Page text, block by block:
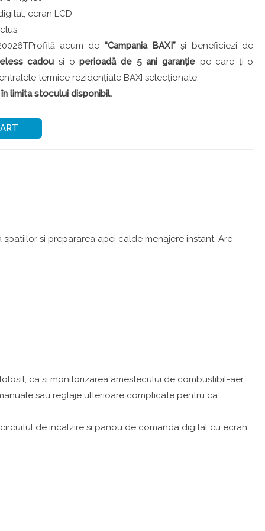
ecran LCD
acum de “Campania BAXI”și beneficiezi de
cadou si o perioadă de 5 ani garanție pe care ți-o
termice rezidențiale BAXI selecționate.
limita stocului disponibil.
si prepararea apei calde menajere instant. Are
ca si monitorizarea amestecului de combustibil-aer
sau reglaje ulterioare complicate pentru ca
de incalzire si panou de comanda digital cu ecran